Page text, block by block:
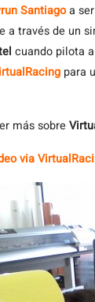
Santiagoa
a través de un
cuando pilota
para
más sobre
via